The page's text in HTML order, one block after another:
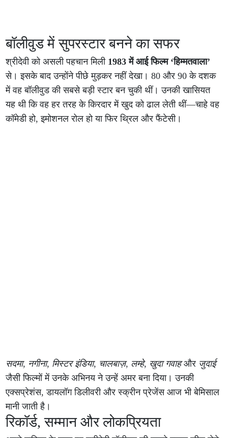
बॉलीवुड में सुपरस्टार बनने का सफर
श्रीदेवी को असली पहचान मिली 1983 में आई फिल्म ‘हिम्मतवाला’
से। इसके बाद उन्होंने पीछे मुड़कर नहीं देखा। 80 और 90 के दशक
में वह बॉलीवुड की सबसे बड़ी स्टार बन चुकी थीं। उनकी खासियत
यह थी कि वह हर तरह के किरदार में खुद को ढाल लेती थीं—चाहे वह
कॉमेडी हो, इमोशनल रोल हो या फिर थ्रिल और फैंटेसी।
सदमा, नगीना, मिस्टर इंडिया, चालबाज़, लम्हे, खुदा गवाहऔर जुदाई
जैसी फिल्मों में उनके अभिनय ने उन्हें अमर बना दिया। उनकी
एक्सप्रेशंस, डायलॉग डिलीवरी और स्क्रीन प्रेजेंस आज भी बेमिसाल
मानी जाती है।
रिकॉर्ड, सम्मान और लोकप्रियता